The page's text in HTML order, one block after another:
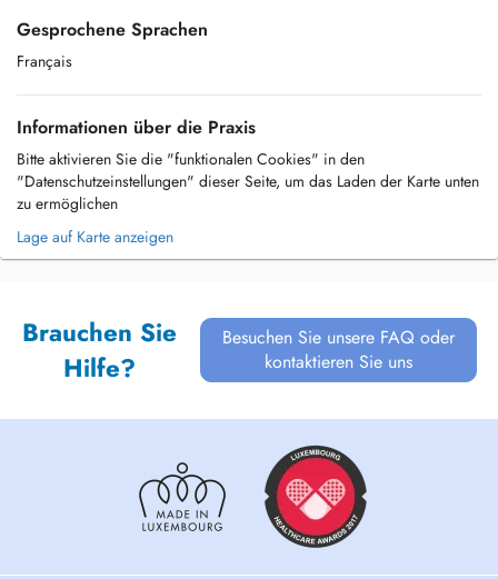
Gesprochene Sprachen
Français
Informationen über die Praxis
Bitte aktivieren Sie die "funktionalen Cookies" in den
"Datenschutzeinstellungen" dieser Seite, um das Laden der Karte unten
zu ermöglichen
Lage auf Karte anzeigen
Brauchen Sie
Hilfe?
Besuchen Sie unsere FAQ oder
kontaktieren Sie uns